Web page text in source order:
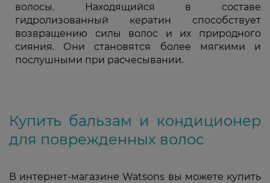
волосы. Находящийся в составе
гидролизованный кератин способствует
возвращению силы волос и их природного
сияния. Они становятся более мягкими и
послушными при расчесывании.
Купить бальзам и кондиционер
для поврежденных волос
В интернет-магазине Watsons вы можете купить